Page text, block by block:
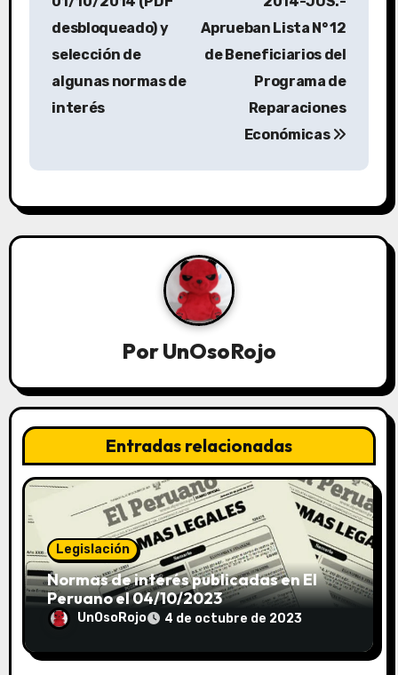
desbloqueado) y
selección de
algunas normas de
interés
Aprueban Lista N° 12
de Beneficiarios del
Programa de
Reparaciones
Económicas
PorUnOsoRojo
Entradas relacionadas
Legislación
Normas de interés publicadas en El
Peruano el 04/10/2023
UnOsoRojo 4 de octubre de 2023